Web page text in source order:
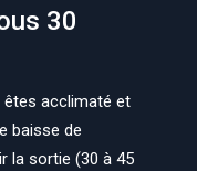
30
êtes acclimaté et
baisse de
la sortie (30 à 45